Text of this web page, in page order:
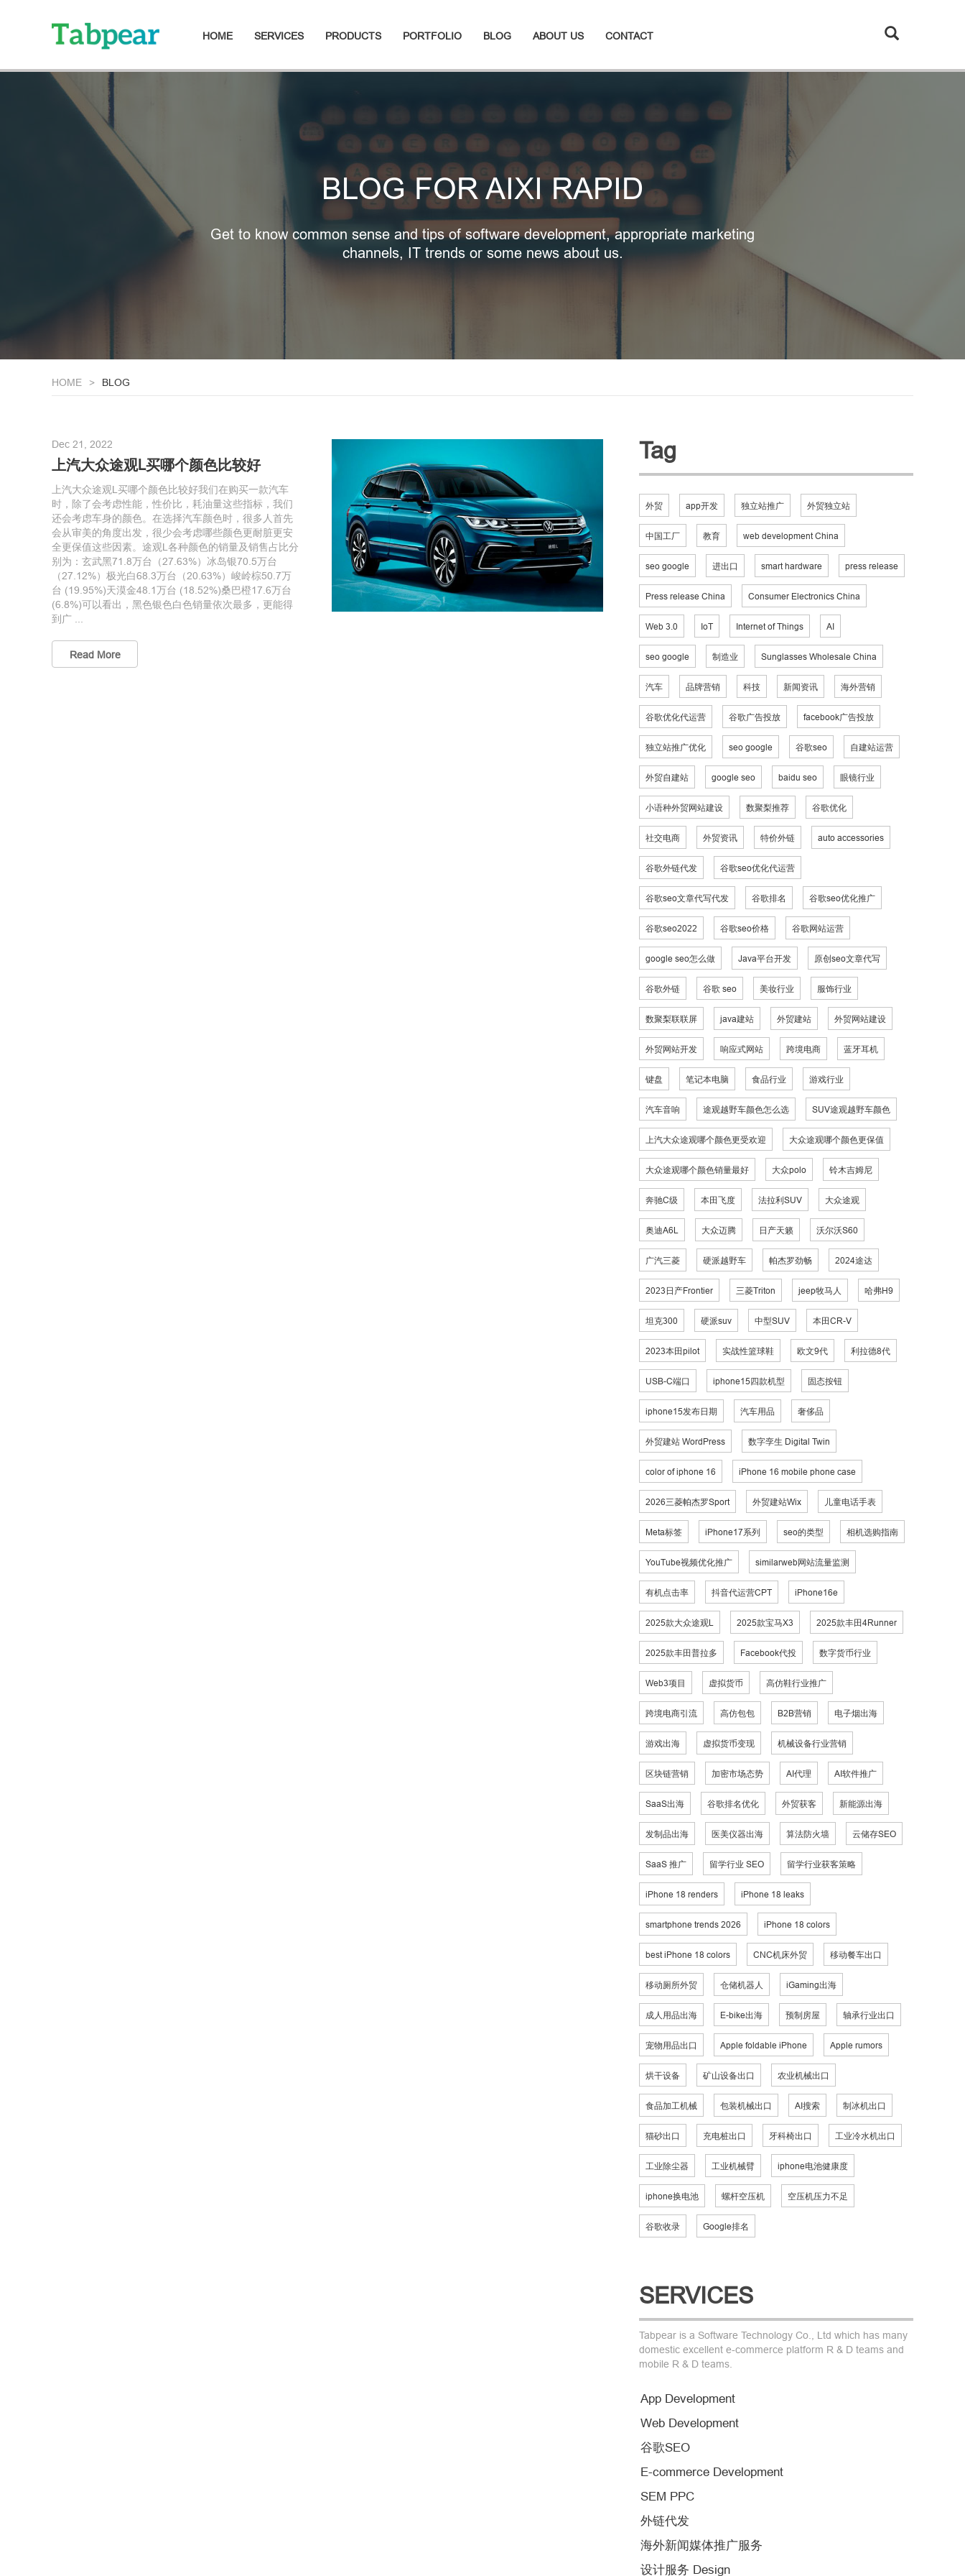
HOME SERVICES PRODUCTS PORTFOLIO BLOG ABOUT US CONTACT
BLOG FOR AIXI RAPID
Get to know common sense and tips of software development, appropriate marketing
channels, IT trends or some news about us.
HOME BLOG
Dec 21, 2022
上汽大众途观L买哪个颜色比较好
上汽大众途观L买哪个颜色比较好我们在购买一款汽车
时，除了会考虑性能，性价比，耗油量这些指标，我们
还会考虑车身的颜色。在选择汽车颜色时，很多人首先
会从审美的角度出发，很少会考虑哪些颜色更耐脏更安
全更保值这些因素。途观L各种颜色的销量及销售占比分
别为：玄武黑71.8万台（27.63%）冰岛银70.5万台
（27.12%）极光白68.3万台（20.63%）峻岭棕50.7万
台 (19.95%)天漠金48.1万台 (18.52%)桑巴橙17.6万台
(6.8%)可以看出，黑色银色白色销量依次最多，更能得
到广 ...
Read More
Tag
外贸 app开发 独立站推广 外贸独立站
中国工厂 教育 web development China
seo google 进出口 smart hardware press release
Press release China Consumer Electronics China
Web 3.0 IoT Internet of Things AI
seo google 制造业 Sunglasses Wholesale China
汽车 品牌营销 科技 新闻资讯 海外营销
谷歌优化代运营 谷歌广告投放 facebook广告投放
独立站推广优化 seo google 谷歌seo 自建站运营
外贸自建站 google seo baidu seo 眼镜行业
小语种外贸网站建设 数聚梨推荐 谷歌优化
社交电商 外贸资讯 特价外链 auto accessories
谷歌外链代发 谷歌seo优化代运营
谷歌seo文章代写代发 谷歌排名 谷歌seo优化推广
谷歌seo2022 谷歌seo价格 谷歌网站运营
google seo怎么做 Java平台开发 原创seo文章代写
谷歌外链 谷歌 seo 美妆行业 服饰行业
数聚梨联联屏 java建站 外贸建站 外贸网站建设
外贸网站开发 响应式网站 跨境电商 蓝牙耳机
键盘 笔记本电脑 食品行业 游戏行业
汽车音响 途观越野车颜色怎么选 SUV途观越野车颜色
上汽大众途观哪个颜色更受欢迎 大众途观哪个颜色更保值
大众途观哪个颜色销量最好 大众polo 铃木吉姆尼
奔驰C级 本田飞度 法拉利SUV 大众途观
奥迪A6L 大众迈腾 日产天籁 沃尔沃S60
广汽三菱 硬派越野车 帕杰罗劲畅 2024途达
2023日产Frontier 三菱Triton jeep牧马人 哈弗H9
坦克300 硬派suv 中型SUV 本田CR-V
2023本田pilot 实战性篮球鞋 欧文9代 利拉德8代
USB-C端口 iphone15四款机型 固态按钮
iphone15发布日期 汽车用品 奢侈品
外贸建站 WordPress 数字孪生 Digital Twin
color of iphone 16 iPhone 16 mobile phone case
2026三菱帕杰罗Sport 外贸建站Wix 儿童电话手表
Meta标签 iPhone17系列 seo的类型 相机选购指南
YouTube视频优化推广 similarweb网站流量监测
有机点击率 抖音代运营CPT iPhone16e
2025款大众途观L 2025款宝马X3 2025款丰田4Runner
2025款丰田普拉多 Facebook代投 数字货币行业
Web3项目 虚拟货币 高仿鞋行业推广
跨境电商引流 高仿包包 B2B营销 电子烟出海
游戏出海 虚拟货币变现 机械设备行业营销
区块链营销 加密市场态势 AI代理 AI软件推广
SaaS出海 谷歌排名优化 外贸获客 新能源出海
发制品出海 医美仪器出海 算法防火墙 云储存SEO
SaaS 推广 留学行业 SEO 留学行业获客策略
iPhone 18 renders iPhone 18 leaks
smartphone trends 2026 iPhone 18 colors
best iPhone 18 colors CNC机床外贸 移动餐车出口
移动厕所外贸 仓储机器人 iGaming出海
成人用品出海 E-bike出海 预制房屋 轴承行业出口
宠物用品出口 Apple foldable iPhone Apple rumors
烘干设备 矿山设备出口 农业机械出口
食品加工机械 包装机械出口 AI搜索 制冰机出口
猫砂出口 充电桩出口 牙科椅出口 工业冷水机出口
工业除尘器 工业机械臂 iphone电池健康度
iphone换电池 螺杆空压机 空压机压力不足
谷歌收录 Google排名
SERVICES
Tabpear is a Software Technology Co., Ltd which has many
domestic excellent e-commerce platform R & D teams and
mobile R & D teams.
App Development
Web Development
谷歌SEO
E-commerce Development
SEM PPC
外链代发
海外新闻媒体推广服务
设计服务 Design